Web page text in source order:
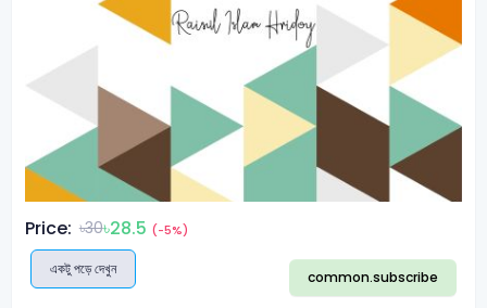
Price: ৳30৳28.5 (-5%)
একটু পড়ে দেখুন common.subscribe